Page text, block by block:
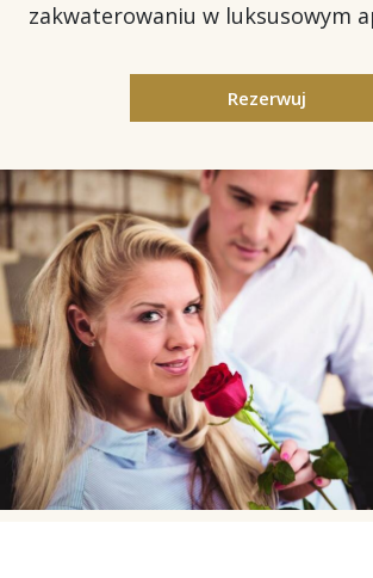
zakwaterowaniu w luksusowym
Rezerwuj